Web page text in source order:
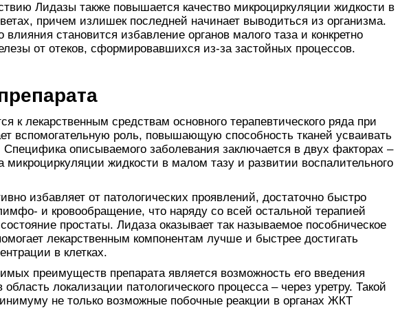
Лидазы также повышается качество микроциркуляции жидкости в
причем излишек последней начинает выводиться из организма.
влияния становится избавление органов малого таза и конкретно
от отеков, сформировавшихся из-за застойных процессов.
к лекарственным средствам основного терапевтического ряда при
вспомогательную роль, повышающую способность тканей усваивать
Специфика описываемого заболевания заключается в двух факторах –
микроциркуляции жидкости в малом тазу и развитии воспалительного
избавляет от патологических проявлений, достаточно быстро
и кровообращение, что наряду со всей остальной терапией
простаты. Лидаза оказывает так называемое пособническое
лекарственным компонентам лучше и быстрее достигать
в клетках.
преимуществ препарата является возможность его введения
область локализации патологического процесса – через уретру. Такой
не только возможные побочные реакции в органах ЖКТ